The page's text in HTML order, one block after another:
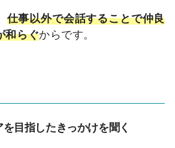
仕事以外で会話することで仲良
和らぐからです。
目指したきっかけを聞く